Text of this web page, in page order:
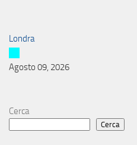
Londra
Agosto 09, 2026
Cerca
Cerca